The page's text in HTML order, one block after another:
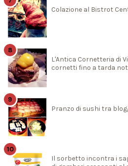
Colazione al Bistrot
L'Antica Cornetteria di
cornetti fino a tarda
Pranzo di sushi tra
Il sorbetto incontra i